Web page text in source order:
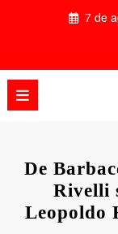
7 de
De
Rivelli
Leopoldo